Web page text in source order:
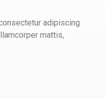
adipiscing
mattis,